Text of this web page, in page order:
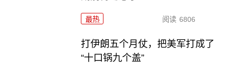
最热 阅读 6806
打伊朗五个月仗，把美军打成了
“十口锅九个盖”